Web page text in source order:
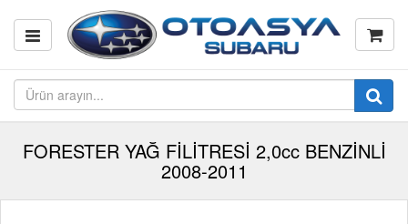
FORESTER YAĞ FİLİTRESİ 2,0cc BENZİNLİ
2008-2011